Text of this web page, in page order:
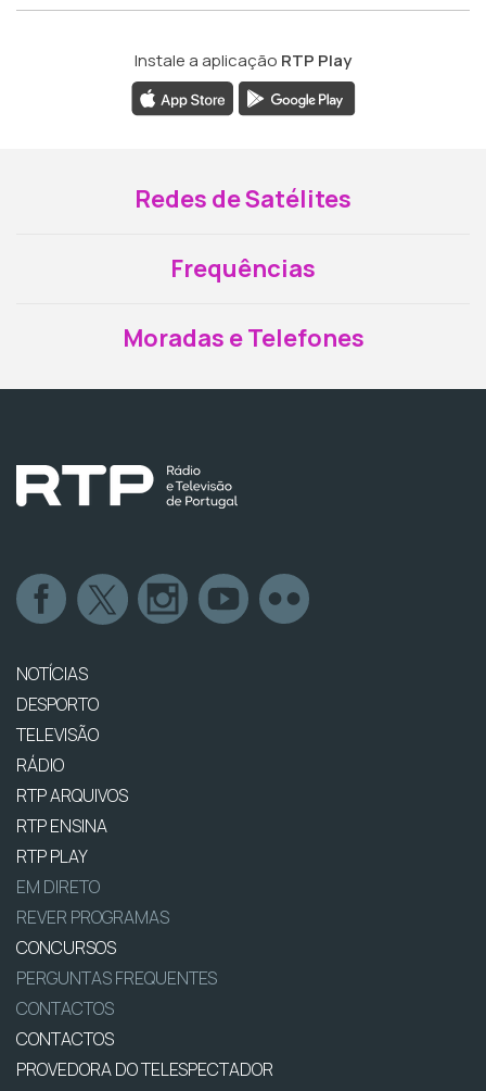
Instale a aplicação RTP Play
Redes de Satélites
Frequências
Moradas e Telefones
NOTÍCIAS
DESPORTO
TELEVISÃO
RÁDIO
RTP ARQUIVOS
RTP ENSINA
RTP PLAY
EM DIRETO
REVER PROGRAMAS
CONCURSOS
PERGUNTAS FREQUENTES
CONTACTOS
CONTACTOS
PROVEDORA DO TELESPECTADOR